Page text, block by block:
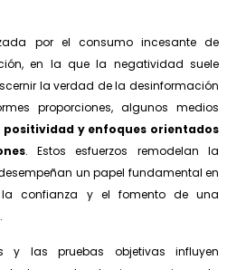
por el consumo incesante de
en la que la negatividad suele
la verdad de la desin­formación
proporciones, algunos medios
positividad y enfoques orientados
. Estos esfuerzos remodelan la
un papel fundamental en
confianza y el fomento de una
y las pruebas objetivas influyen